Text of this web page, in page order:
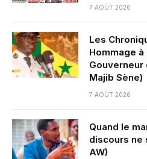
7 AOÛT 2026
Les
Hommage
Gouverneur
Majib Sène)
7 AOÛT 2026
Quand le
discours ne
AW)